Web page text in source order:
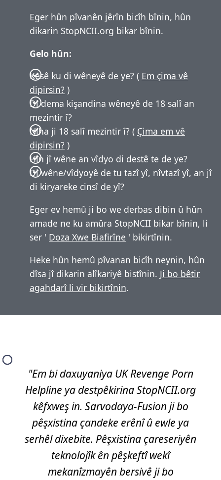
Eger hûn pîvanên jêrîn bicîh bînin, hûn
dikarin StopNCII.org bikar bînin.
Gelo hûn:
Kesê ku di wêneyê de ye? ( Em çima vê
dipirsin? )
Di dema kişandina wêneyê de 18 salî an
mezintir î?
Niha ji 18 salî mezintir î? ( Çima em vê
dipirsin? )
Hîn jî wêne an vîdyo di destê te de ye?
Di wêne/vîdyoyê de tu tazî yî, nîvtazî yî, an jî
di kiryareke cinsî de yî?
Eger ev hemû ji bo we derbas dibin û hûn
amade ne ku amûra StopNCII bikar bînin, li
ser ' Doza Xwe Biafirîne ' bikirtînin.
Heke hûn hemû pîvanan bicîh neynin, hûn
dîsa jî dikarin alîkariyê bistînin. Ji bo bêtir
agahdarî li vir bikirtînin.
"Em bi daxuyaniya UK Revenge Porn
Helpline ya destpêkirina StopNCII.org
kêfxweş in. Sarvodaya-Fusion ji bo
pêşxistina çandeke erênî û ewle ya
serhêl dixebite. Pêşxistina çareseriyên
teknolojîk ên pêşkeftî wekî
mekanîzmayên bersivê ji bo